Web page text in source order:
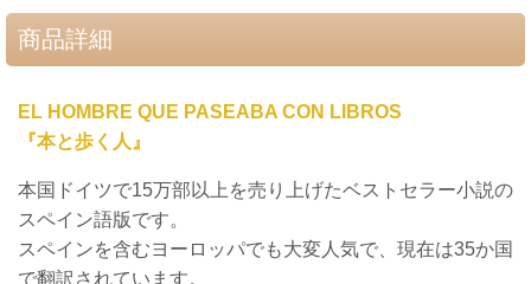
商品詳細
EL HOMBRE QUE PASEABA CON LIBROS
『本と歩く人』
本国ドイツで15万部以上を売り上げたベストセラー小説の
スペイン語版です。
スペインを含むヨーロッパでも大変人気で、現在は35か国
で翻訳されています。